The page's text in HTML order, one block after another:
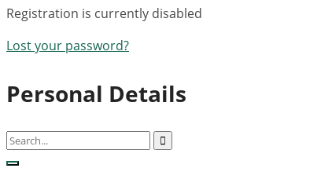
Registration is currently disabled
Lost your password?
Personal Details